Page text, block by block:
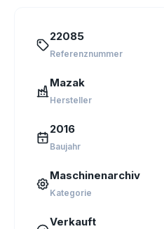
22085
Referenznummer
Mazak
Hersteller
2016
Baujahr
Maschinenarchiv
Kategorie
Verkauft